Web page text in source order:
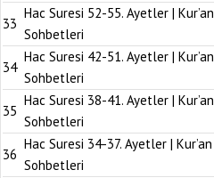
33
Hac Suresi 52-55. Ayetler | Kur’an
Sohbetleri
34
Hac Suresi 42-51. Ayetler | Kur’an
Sohbetleri
35
Hac Suresi 38-41. Ayetler | Kur’an
Sohbetleri
36
Hac Suresi 34-37. Ayetler | Kur’an
Sohbetleri